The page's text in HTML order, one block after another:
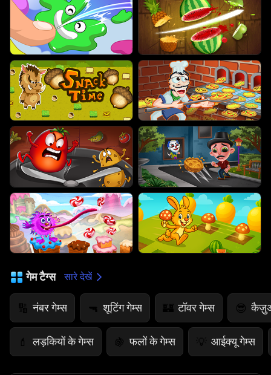
गेम टैग्स सारे देखें
🔢 नंबर गेम्स 🔫 शूटिंग गेम्स 🏰 टॉवर गेम्स 😎
💄 लड़कियों के गेम्स 🍇 फलों के गेम्स 💡 आईक्यू गेम्स